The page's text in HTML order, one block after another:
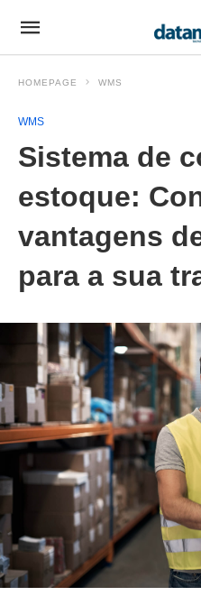
HOMEPAGE WMS
WMS
Sistema de
estoque:
vantagens
para a sua